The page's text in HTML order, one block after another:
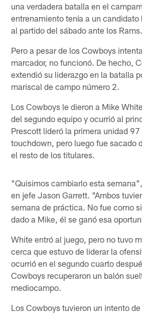
una verdadera batalla en el
entrenamiento tenía a un candidato
al partido del sábado ante los Rams.
Pero a pesar de los Cowboys
marcador, no funcionó. De hecho,
extendió su liderazgo en la batalla
mariscal de campo número 2.
Los Cowboys le dieron a Mike
del segundo equipo y ocurrió al
Prescott lideró la primera unidad 97
touchdown, pero luego fue sacado
el resto de los titulares.
"Quisimos cambiarlo esta
en jefe Jason Garrett. "Ambos
semana de práctica. No fue como
dado a Mike, él se ganó esa
White entró al juego, pero no tuvo
cerca que estuvo de liderar la
ocurrió en el segundo cuarto
Cowboys recuperaron un balón
mediocampo.
Los Cowboys tuvieron un intento